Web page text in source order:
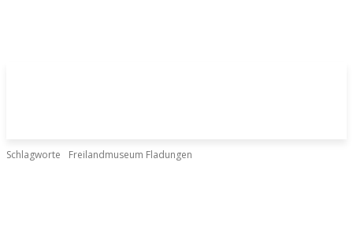
Schlagworte Freilandmuseum Fladungen